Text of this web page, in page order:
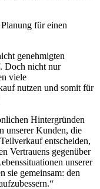
für einen
genehmigten
Doch nicht nur
viele
nutzen und somit für
Hintergründen
unserer Kunden, die
entscheiden,
Vertrauens gegenüber
unserer
sie gemeinsam: den